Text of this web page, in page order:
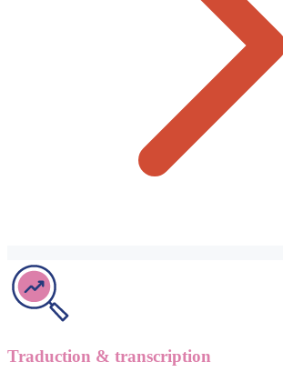
Traduction & transcription